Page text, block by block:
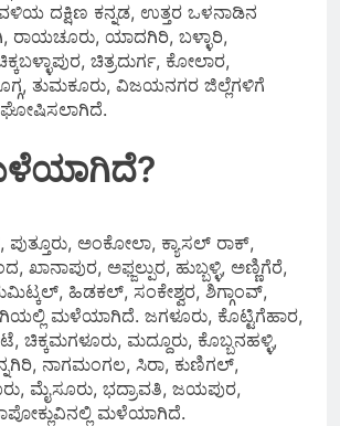
ದಕ್ಷಿಣ ಕನ್ನಡ, ಉತ್ತರ ಒಳನಾಡಿನ
ರಾಯಚೂರು, ಯಾದಗಿರಿ, ಬಳ್ಳಾರಿ,
ಚಿತ್ರದುರ್ಗ, ಕೋಲಾರ,
ತುಮಕೂರು, ವಿಜಯನಗರ ಜಿಲ್ಲೆಗಳಿಗೆ
ಅಂಕೋಲಾ, ಕ್ಯಾಸಲ್ ರಾಕ್,
ಖಾನಾಪುರ, ಅಫ್ಜಲ್ಪುರ, ಹುಬ್ಬಳ್ಳಿ, ಅಣ್ಣಿಗೆರೆ,
ಹಿಡಕಲ್, ಸಂಕೇಶ್ವರ, ಶಿಗ್ಗಾಂವ್,
ಮಳೆಯಾಗಿದೆ. ಜಗಳೂರು, ಕೊಟ್ಟಿಗೆಹಾರ,
ಮದ್ದೂರು, ಕೊಬ್ಬನಹಳ್ಳಿ,
ನಾಗಮಂಗಲ, ಸಿರಾ, ಕುಣಿಗಲ್,
ಮೈಸೂರು, ಭದ್ರಾವತಿ, ಜಯಪುರ,
ಮಳೆಯಾಗಿದೆ.